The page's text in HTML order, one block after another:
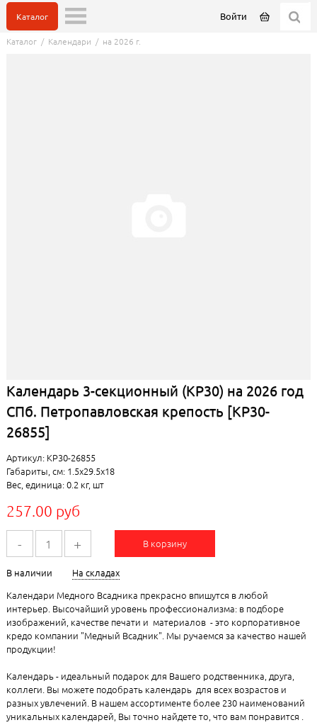
Войти
Каталог
Каталог/ Календари / на 2026 г.
Календарь 3-секционный (КР30) на 2026 год
СПб. Петропавловская крепость [КР30-
26855]
Артикул: КР30-26855
Габариты, см: 1.5x29.5x18
Вес, единица: 0.2 кг, шт
257.00 руб
- + В корзину
В наличии
На складах
Календари Медного Всадника прекрасно впишутся в любой
интерьер. Высочайший уровень профессионализма: в подборе
изображений, качестве печати и материалов - это корпоративное
кредо компании "Медный Всадник". Мы ручаемся за качество нашей
продукции!
Календарь - идеальный подарок для Вашего родственника, друга,
коллеги. Вы можете подобрать календарь для всех возрастов и
разных увлечений. В нашем ассортименте более 230 наименований
уникальных календарей, Вы точно найдете то, что вам понравится .